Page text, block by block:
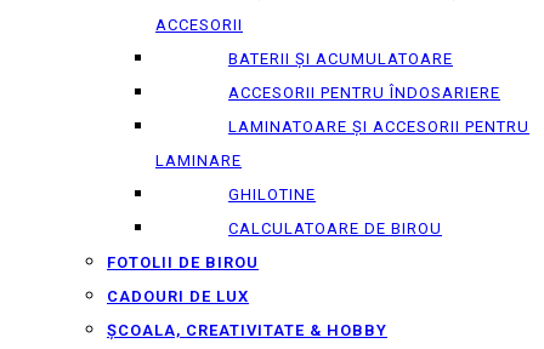
ACCESORII
BATERII ȘI ACUMULATOARE
ACCESORII PENTRU ÎNDOSARIERE
LAMINATOARE ȘI ACCESORII PENTRU
LAMINARE
GHILOTINE
CALCULATOARE DE BIROU
FOTOLII DE BIROU
CADOURI DE LUX
ȘCOALA, CREATIVITATE & HOBBY